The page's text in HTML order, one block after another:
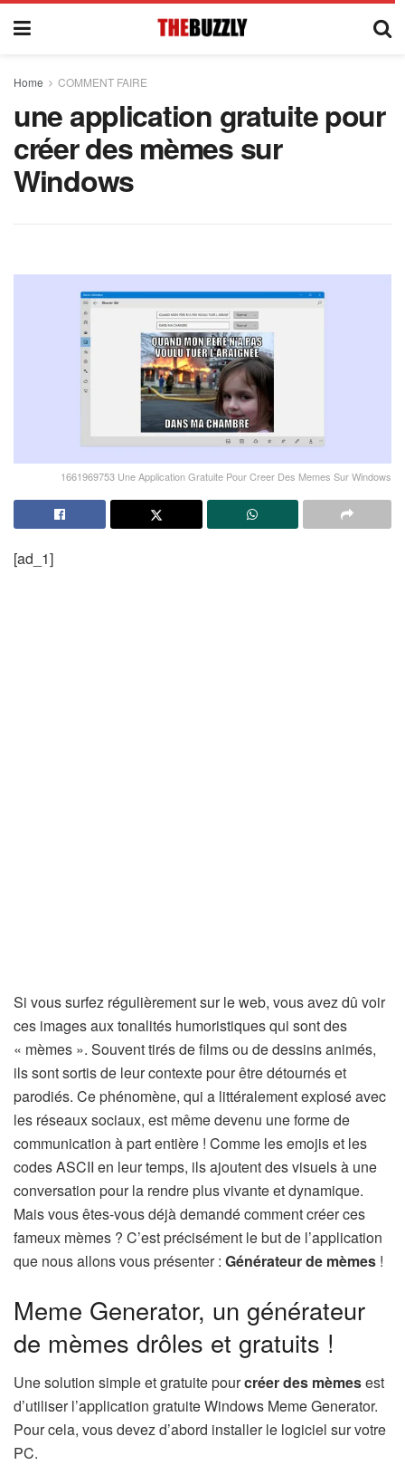
Home COMMENT FAIRE
une application gratuite pour
créer des mèmes sur
Windows
1661969753 Une Application Gratuite Pour Creer Des Memes Sur Windows
[ad_1]
Si vous surfez régulièrement sur le web, vous avez dû voir
ces images aux tonalités humoristiques qui sont des
« mèmes ». Souvent tirés de films ou de dessins animés,
ils sont sortis de leur contexte pour être détournés et
parodiés. Ce phénomène, qui a littéralement explosé avec
les réseaux sociaux, est même devenu une forme de
communication à part entière ! Comme les emojis et les
codes ASCII en leur temps, ils ajoutent des visuels à une
conversation pour la rendre plus vivante et dynamique.
Mais vous êtes-vous déjà demandé comment créer ces
fameux mèmes ? C’est précisément le but de l’application
que nous allons vous présenter : Générateur de mèmes !
Meme Generator, un générateur
de mèmes drôles et gratuits !
Une solution simple et gratuite pourcréer des mèmesest
d’utiliser l’application gratuite Windows Meme Generator.
Pour cela, vous devez d’abord installer le logiciel sur votre
PC.